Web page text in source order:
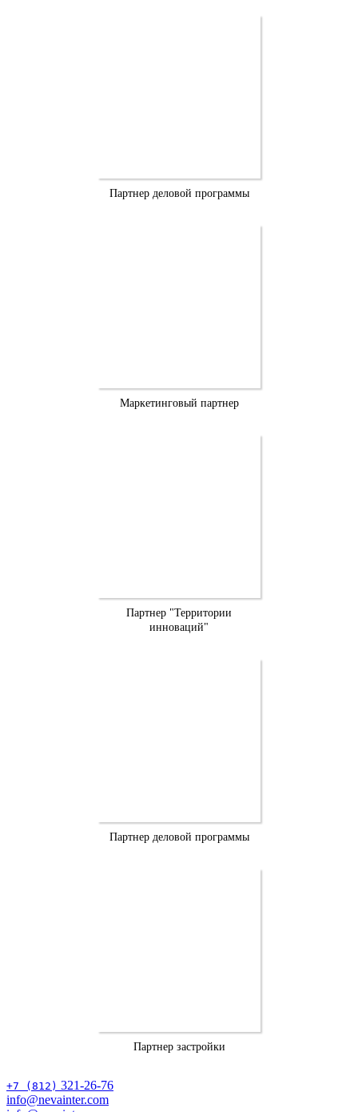
Партнер деловой программы
Маркетинговый партнер
Партнер "Территории
инноваций"
Партнер деловой программы
Партнер застройки
+7 (812) 321-26-76
info@nevainter.com